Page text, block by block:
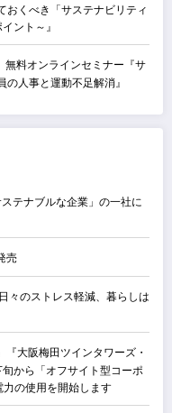
くべき「サステナビリティ
ント～』
料オンラインセミナー『サ
人事と運動不足解消』
テナブルな企業」の一社に
売
々のストレス軽減、暮らしは
『大阪梅田ツインタワーズ・
から「オフサイト型コーポ
力の使用を開始します